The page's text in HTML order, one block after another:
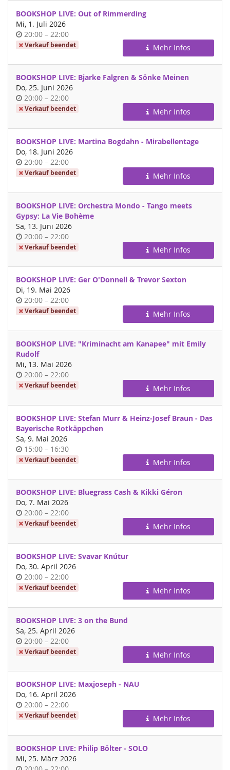
BOOKSHOP LIVE: Out of Rimmerding
Mi, 1. Juli 2026
Uhrzeit
20:00 –bis
22:00
Verkauf beendet Mehr Infos
BOOKSHOP LIVE: Bjarke Falgren & Sönke Meinen
Do, 25. Juni 2026
Uhrzeit
20:00 –bis
22:00
Verkauf beendet Mehr Infos
BOOKSHOP LIVE: Martina Bogdahn - Mirabellentage
Do, 18. Juni 2026
Uhrzeit
20:00 –bis
22:00
Verkauf beendet Mehr Infos
BOOKSHOP LIVE: Orchestra Mondo - Tango meets
Gypsy: La Vie Bohème
Sa, 13. Juni 2026
Uhrzeit
20:00 –bis
22:00
Verkauf beendet Mehr Infos
BOOKSHOP LIVE: Ger O'Donnell & Trevor Sexton
Di, 19. Mai 2026
Uhrzeit
20:00 –bis
22:00
Verkauf beendet Mehr Infos
BOOKSHOP LIVE: "Kriminacht am Kanapee" mit Emily
Rudolf
Mi, 13. Mai 2026
Uhrzeit
20:00 –bis
22:00
Verkauf beendet Mehr Infos
BOOKSHOP LIVE: Stefan Murr & Heinz-Josef Braun - Das
Bayerische Rotkäppchen
Sa, 9. Mai 2026
Uhrzeit
15:00 –bis
16:30
Verkauf beendet Mehr Infos
BOOKSHOP LIVE: Bluegrass Cash & Kikki Géron
Do, 7. Mai 2026
Uhrzeit
20:00 –bis
22:00
Verkauf beendet Mehr Infos
BOOKSHOP LIVE: Svavar Knútur
Do, 30. April 2026
Uhrzeit
20:00 –bis
22:00
Verkauf beendet Mehr Infos
BOOKSHOP LIVE: 3 on the Bund
Sa, 25. April 2026
Uhrzeit
20:00 –bis
22:00
Verkauf beendet Mehr Infos
BOOKSHOP LIVE: Maxjoseph - NAU
Do, 16. April 2026
Uhrzeit
20:00 –bis
22:00
Verkauf beendet Mehr Infos
BOOKSHOP LIVE: Philip Bölter - SOLO
Mi, 25. März 2026